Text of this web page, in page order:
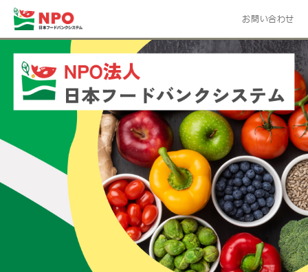
お問い合わせ